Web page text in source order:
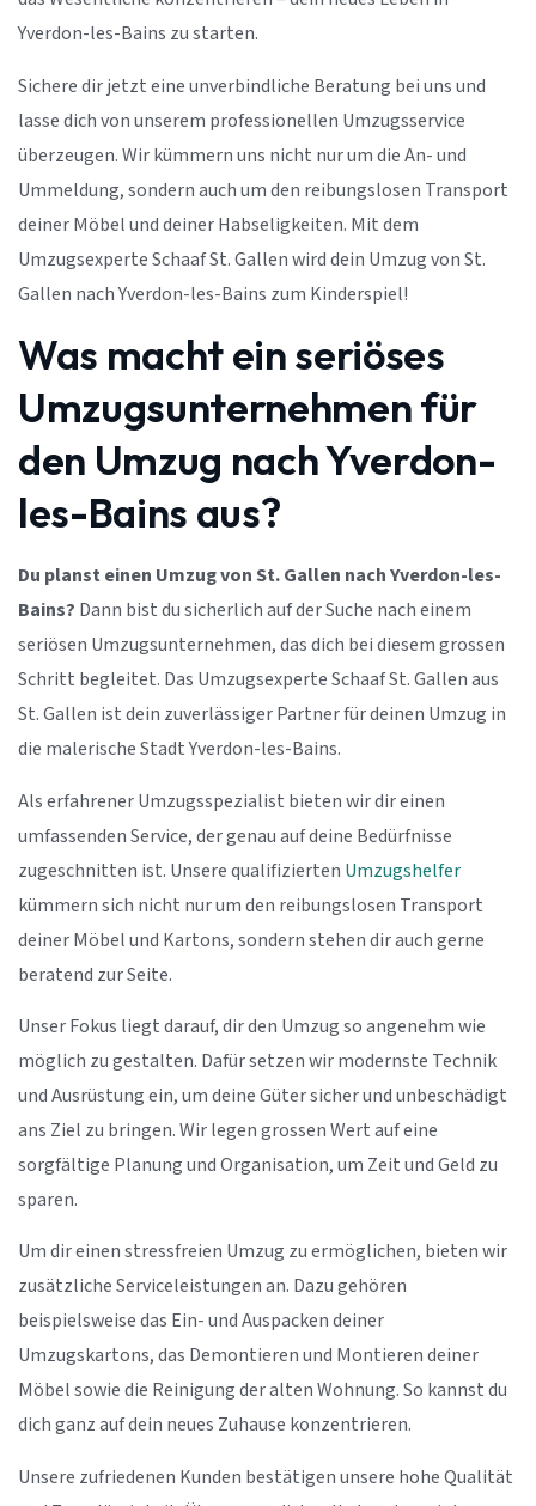
Yverdon-les-Bains zu starten.
Sichere dir jetzt eine unverbindliche Beratung bei uns und
lasse dich von unserem professionellen Umzugsservice
überzeugen. Wir kümmern uns nicht nur um die An- und
Ummeldung, sondern auch um den reibungslosen Transport
deiner Möbel und deiner Habseligkeiten. Mit dem
Umzugsexperte Schaaf St. Gallen wird dein Umzug von St.
Gallen nach Yverdon-les-Bains zum Kinderspiel!
Was macht ein seriöses
Umzugsunternehmen für
den Umzug nach Yverdon-
les-Bains aus?
Du planst einen Umzug von St. Gallen nach Yverdon-les-
Bains? Dann bist du sicherlich auf der Suche nach einem
seriösen Umzugsunternehmen, das dich bei diesem grossen
Schritt begleitet. Das Umzugsexperte Schaaf St. Gallen aus
St. Gallen ist dein zuverlässiger Partner für deinen Umzug in
die malerische Stadt Yverdon-les-Bains.
Als erfahrener Umzugsspezialist bieten wir dir einen
umfassenden Service, der genau auf deine Bedürfnisse
zugeschnitten ist. Unsere qualifizierten Umzugshelfer
kümmern sich nicht nur um den reibungslosen Transport
deiner Möbel und Kartons, sondern stehen dir auch gerne
beratend zur Seite.
Unser Fokus liegt darauf, dir den Umzug so angenehm wie
möglich zu gestalten. Dafür setzen wir modernste Technik
und Ausrüstung ein, um deine Güter sicher und unbeschädigt
ans Ziel zu bringen. Wir legen grossen Wert auf eine
sorgfältige Planung und Organisation, um Zeit und Geld zu
sparen.
Um dir einen stressfreien Umzug zu ermöglichen, bieten wir
zusätzliche Serviceleistungen an. Dazu gehören
beispielsweise das Ein- und Auspacken deiner
Umzugskartons, das Demontieren und Montieren deiner
Möbel sowie die Reinigung der alten Wohnung. So kannst du
dich ganz auf dein neues Zuhause konzentrieren.
Unsere zufriedenen Kunden bestätigen unsere hohe Qualität